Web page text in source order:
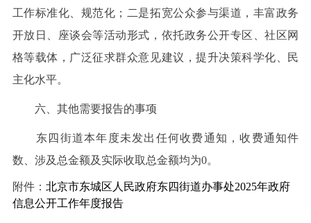
工作标准化、规范化；二是拓宽公众参与渠道，丰富政务
开放日、座谈会等活动形式，依托政务公开专区、社区网
格等载体，广泛征求群众意见建议，提升决策科学化、民
主化水平。
六、其他需要报告的事项
东四街道本年度未发出任何收费通知，收费通知件
数、涉及总金额及实际收取总金额均为0。
附件： 北京市东城区人民政府东四街道办事处2025年政府
信息公开工作年度报告